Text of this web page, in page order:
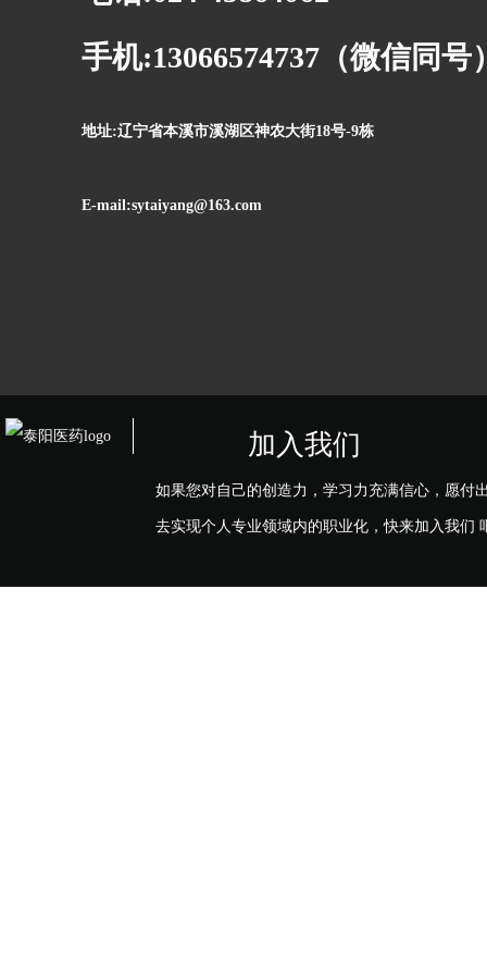
手机:13066574737（微信同号
地址:辽宁省本溪市溪湖区神农大街18号-9栋
E-mail:sytaiyang@163.com
加入我们
如果您对自己的创造力，学习力充满信心，愿付
去实现个人专业领域内的职业化，快来加入我们